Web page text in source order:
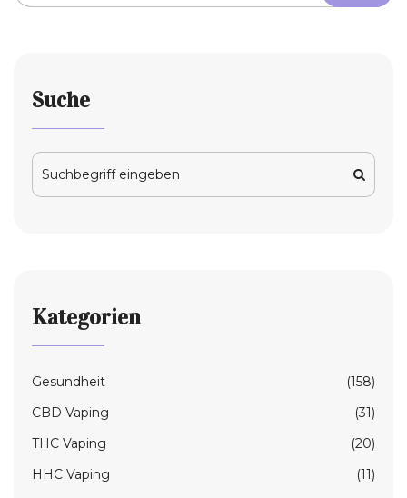
Suche
Kategorien
Gesundheit
(158)
CBD Vaping
(31)
THC Vaping
(20)
HHC Vaping
(11)